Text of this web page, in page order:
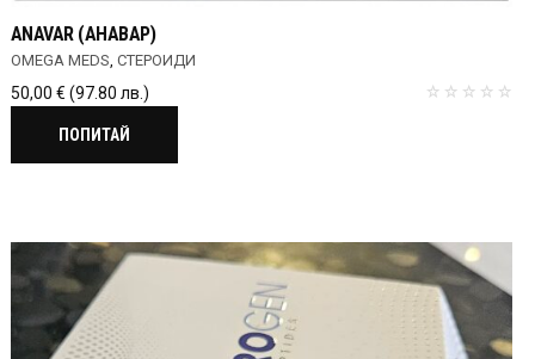
ANAVAR (АНАВАР)
OMEGA MEDS, СТЕРОИДИ
50,00 € (97.80 лв.)
ПОПИТАЙ